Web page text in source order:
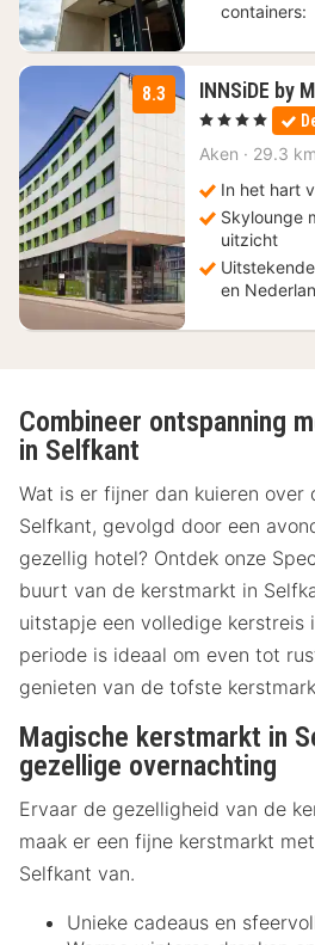
containers:
8.3 INNSiDE by
, 4 Sterren
Aken · 29.3
In het hart
Skylounge
uitzicht
en
Combineer ontspanning
in Selfkant
Wat is er fijner dan kuieren over
Selfkant, gevolgd door een
gezellig hotel? Ontdek onze
buurt van de kerstmarkt in
uitstapje een volledige kerstreis
periode is ideaal om even tot
genieten van de tofste
Magische kerstmarkt in
gezellige overnachting
Ervaar de gezelligheid van de
maak er een fijne kerstmarkt
Selfkant van.
Unieke cadeaus en